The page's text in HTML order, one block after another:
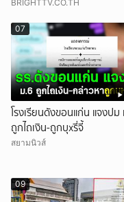
BRIGHTTV.CO.TH
07
โรงเรียนดังขอนแก่น แจงปม
ถูกไถเงิน-ถูกบุxรี่จี้
สยามนิวส์
09